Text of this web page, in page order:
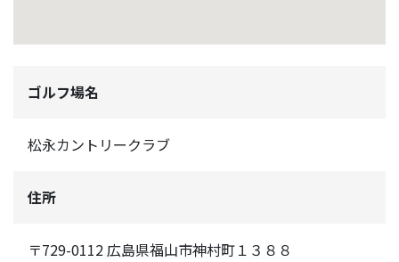
ゴルフ場名
松永カントリークラブ
住所
〒729-0112 広島県福山市神村町１３８８